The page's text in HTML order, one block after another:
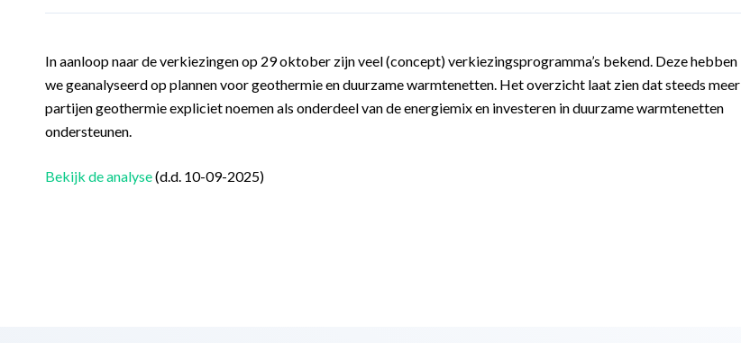
In aanloop naar de verkiezingen op 29 oktober zijn veel (concept) verkiezingsprogramma’s bekend. Deze hebben
we geanalyseerd op plannen voor geothermie en duurzame warmtenetten. Het overzicht laat zien dat steeds meer
partijen geothermie expliciet noemen als onderdeel van de energiemix en investeren in duurzame warmtenetten
ondersteunen.
Bekijk de analyse(d.d. 10-09-2025)